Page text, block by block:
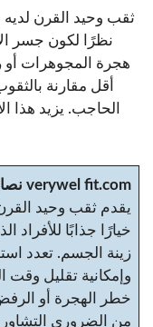
ثقب وحيد القرن
نظرًا لكون جسر
هجرة المجوهرات
أقل مقارنة
الحاجب. يزيد هذا
نصائح verywel fit.com
يقدم ثقب وحيد
خيارًا جذابًا
زينة الجسم. تعدد
وإمكانية تقليل وقت
خطر الهجرة أو
من الضروري التشاور